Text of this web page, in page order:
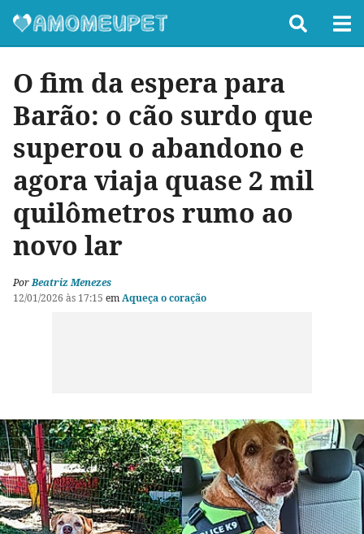
O fim da espera para
Barão: o cão surdo que
superou o abandono e
agora viaja quase 2 mil
quilômetros rumo ao
novo lar
PorBeatriz Menezes
12/01/2026 às 17:15 emAqueça o coração